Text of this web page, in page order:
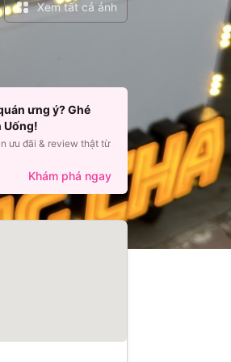
Xem tất cả ảnh
Ngọc Hà
Đã mua qua MoMo
5/ 5 ·Rất hài lòng
Quá là toẹt vời
ưng ý? Ghé
Uống!
ưu đãi & review thật từ
Khám phá ngay